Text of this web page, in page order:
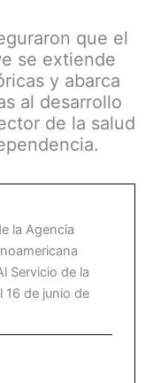
que el
se extiende
y abarca
al desarrollo
de la salud
la Agencia
Servicio de la
16 de junio de